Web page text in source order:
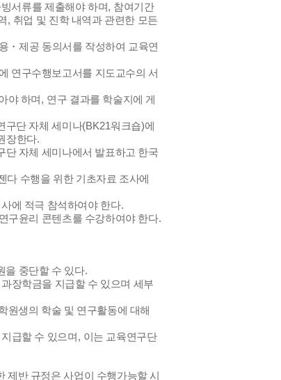
서류를 제출해야 하며, 참여기간
, 취업 및 진학 내역과 관련한 모든
・제공 동의서를 작성하여 교육연
연구수행보고서를 지도교수의 서
야 하며 , 연구 결과를 학술지에 게
구단 자체 세미나(BK21워크숍)에
장한다.
단 자체 세미나에서 발표하고 한국
다 수행을 위한 기초자료 조사에
에 적극 참석하여야 한다.
구윤리 콘텐츠를 수강하여야 한다.
을 중단할 수 있다.
장학금을 지급할 수 있으며 세부
원생의 학술 및 연구활동에 대해
급할 수 있으며 , 이는 교육연구단
반 규정은 사업이 수행가능할 시